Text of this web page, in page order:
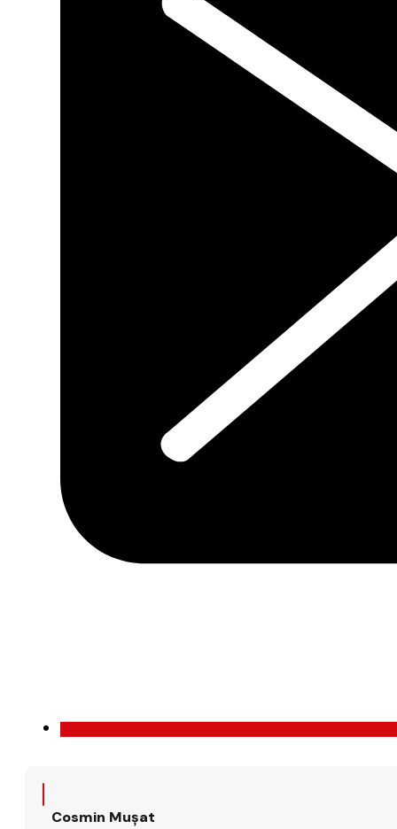
Cosmin Mușat